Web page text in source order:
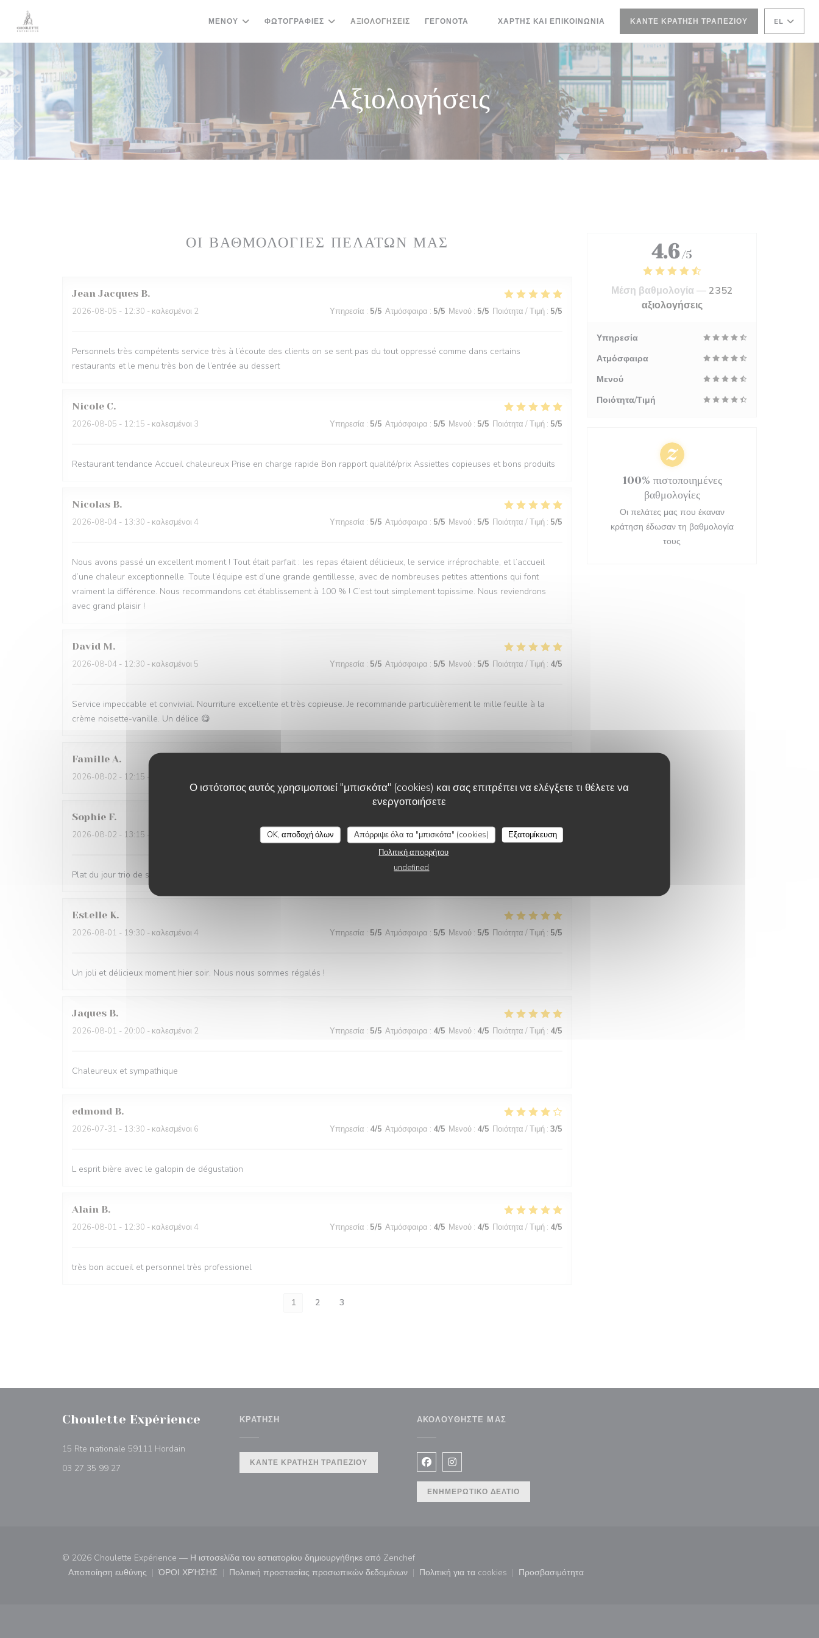
Πίνακας διαχείρισης "Μπισκότων" (Cookies)
Ο ιστότοπος αυτός χρησιμοποιεί "μπισκότα" (cookies) και σας επιτρέπει να ελέγξετε τι θέλετε να
ενεργοποιήσετε
OK, αποδοχή όλων Απόρριψε όλα τα "μπισκότα" (cookies)
Εξατομίκευση
Πολιτική απορρήτου
undefined
ΜΕΝΟΎ ΦΩΤΟΓΡΑΦΊΕΣ ΑΞΙΟΛΟΓΉΣΕΙΣ ΓΕΓΟΝΌΤΑ ΧΆΡΤΗΣ ΚΑΙ ΕΠΙΚΟΙΝΩΝΊΑ ΚΆΝΤΕ ΚΡΆΤΗΣΗ ΤΡΑΠΕΖΙΟΎ EL
Αξιολογήσεις
ΟΙ ΒΑΘΜΟΛΟΓΊΕΣ ΠΕΛΑΤΏΝ ΜΑΣ
Jean Jacques B
2026-08-05 - 12:30 - καλεσμένοι 2 Υπηρεσία : 5/5 Ατμόσφαιρα : 5/5 Μενού : 5/5 Ποιότητα / Τιμή : 5/5
Personnels très compétents service très à l’écoute des clients on se sent pas du tout oppressé comme dans certains
restaurants et le menu très bon de l’entrée au dessert
Nicole C
2026-08-05 - 12:15 - καλεσμένοι 3 Υπηρεσία : 5/5 Ατμόσφαιρα : 5/5 Μενού : 5/5 Ποιότητα / Τιμή : 5/5
Restaurant tendance Accueil chaleureux Prise en charge rapide Bon rapport qualité/prix Assiettes copieuses et bons produits
Nicolas B
2026-08-04 - 13:30 - καλεσμένοι 4 Υπηρεσία : 5/5 Ατμόσφαιρα : 5/5 Μενού : 5/5 Ποιότητα / Τιμή : 5/5
Nous avons passé un excellent moment ! Tout était parfait : les repas étaient délicieux, le service irréprochable, et l’accueil
d’une chaleur exceptionnelle. Toute l’équipe est d’une grande gentillesse, avec de nombreuses petites attentions qui font
vraiment la différence. Nous recommandons cet établissement à 100 % ! C’est tout simplement topissime. Nous reviendrons
avec grand plaisir !
David M
2026-08-04 - 12:30 - καλεσμένοι 5 Υπηρεσία : 5/5 Ατμόσφαιρα : 5/5 Μενού : 5/5 Ποιότητα / Τιμή : 4/5
Service impeccable et convivial. Nourriture excellente et très copieuse. Je recommande particulièrement le mille feuille à la
crème noisette-vanille. Un délice 😋
Famille A
2026-08-02 - 12:15 - καλεσμένοι 5
Sophie F
2026-08-02 - 13:15 - καλεσμένοι 6 Υπηρεσία:5/5 Ατμόσφαιρα:5/5 Μενού: 5/5 Ποιότητα / Τιμή:5/5
Plat du jour trio de spécialités du Nord : excellente idée. Délicieux.
Estelle K
2026-08-01 - 19:30 - καλεσμένοι 4 Υπηρεσία : 5/5 Ατμόσφαιρα : 5/5 Μενού : 5/5 Ποιότητα / Τιμή : 5/5
Un joli et délicieux moment hier soir. Nous nous sommes régalés !
Jaques B
2026-08-01 - 20:00 - καλεσμένοι 2 Υπηρεσία : 5/5 Ατμόσφαιρα : 4/5 Μενού : 4/5 Ποιότητα / Τιμή : 4/5
Chaleureux et sympathique
edmond B
2026-07-31 - 13:30 - καλεσμένοι 6 Υπηρεσία : 4/5 Ατμόσφαιρα : 4/5 Μενού : 4/5 Ποιότητα / Τιμή : 3/5
L esprit bière avec le galopin de dégustation
Alain B
2026-08-01 - 12:30 - καλεσμένοι 4 Υπηρεσία : 5/5 Ατμόσφαιρα : 4/5 Μενού : 4/5 Ποιότητα / Τιμή : 4/5
très bon accueil et personnel très professionel
1 2 3
4.6 /5
Μέση βαθμολογία —2352
αξιολογήσεις
Υπηρεσία
Ατμόσφαιρα
Μενού
Ποιότητα/Τιμή
100% πιστοποιημένες
βαθμολογίες
Οι πελάτες μας που έκαναν
κράτηση έδωσαν τη βαθμολογία
τους
Choulette Expérience
15 Rte nationale 59111 Hordain
03 27 35 99 27
ΚΡΆΤΗΣΗ
ΚΆΝΤΕ ΚΡΆΤΗΣΗ ΤΡΑΠΕΖΙΟΎ
ΑΚΟΛΟΥΘΉΣΤΕ ΜΑΣ
Facebook ((ανοίγει σε νέο παράθυρο))
Instagram ((ανοίγει σε νέο παράθυρο))
ΕΝΗΜΕΡΩΤΙΚΌ ΔΕΛΤΊΟ
© 2026 Choulette Expérience — Η ιστοσελίδα του εστιατορίου δημιουργήθηκε από Zenchef((ανοίγει σε νέο παράθυρο))
Αποποίηση ευθύνης
((ανοίγει σε νέο παράθυρο))
ΌΡΟΙ ΧΡΉΣΗΣ
((ανοίγει σε νέο παράθυρο))
Πολιτική προστασίας προσωπικών δεδομένων
((ανοίγει σε νέο παράθυρο))
Πολιτική για τα cookies
((ανοίγει σε νέο παράθυρο))
Προσβασιμότητα
((ανοίγει σε νέο παράθυρο))